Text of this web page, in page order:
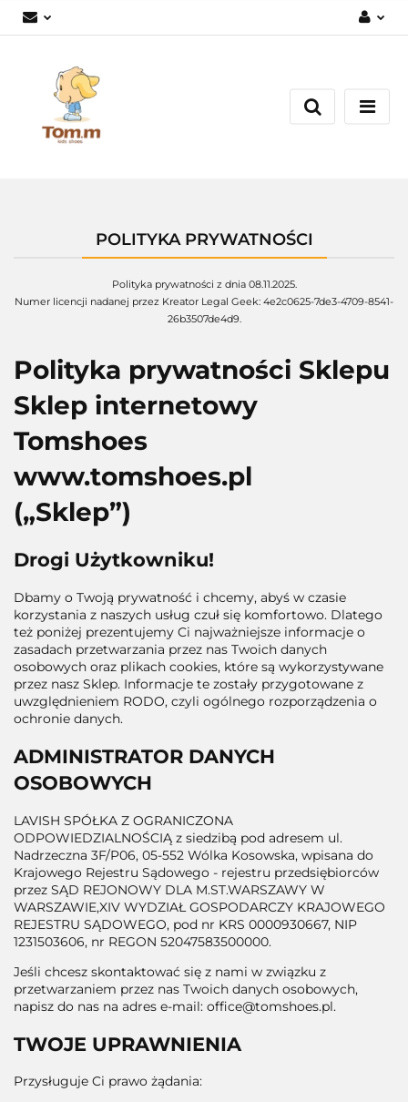
Załóż konto
Dodaj zgłoszenie
POLITYKA PRYWATNOŚCI
Polityka prywatności z dnia 08.11.2025.
Numer licencji nadanej przez Kreator Legal Geek: 4e2c0625-7de3-4709-8541-
26b3507de4d9
Polityka prywatności Sklepu
Sklep internetowy
Tomshoes
www.tomshoes.pl
(„Sklep”)
Drogi Użytkowniku!
Dbamy o Twoją prywatność i chcemy, abyś w czasie
korzystania z naszych usług czuł się komfortowo. Dlatego
też poniżej prezentujemy Ci najważniejsze informacje o
zasadach przetwarzania przez nas Twoich danych
osobowych oraz plikach cookies, które są wykorzystywane
przez nasz Sklep. Informacje te zostały przygotowane z
uwzględnieniem RODO, czyli ogólnego rozporządzenia o
ochronie danych.
ADMINISTRATOR DANYCH
OSOBOWYCH
LAVISH SPÓŁKA Z OGRANICZONA
ODPOWIEDZIALNOŚCIĄ z siedzibą pod adresem ul.
Nadrzeczna 3F/P06, 05-552 Wólka Kosowska, wpisana do
Krajowego Rejestru Sądowego - rejestru przedsiębiorców
przez SĄD REJONOWY DLA M.ST.WARSZAWY W
WARSZAWIE,XIV WYDZIAŁ GOSPODARCZY KRAJOWEGO
REJESTRU SĄDOWEGO, pod nr KRS 0000930667, NIP
1231503606, nr REGON 52047583500000.
Jeśli chcesz skontaktować się z nami w związku z
przetwarzaniem przez nas Twoich danych osobowych,
napisz do nas na adres e-mail: office@tomshoes.pl.
TWOJE UPRAWNIENIA
Przysługuje Ci prawo żądania: